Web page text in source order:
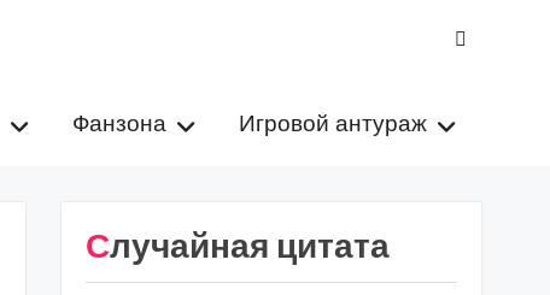
Фанзона Игровой антураж
Случайная цитата